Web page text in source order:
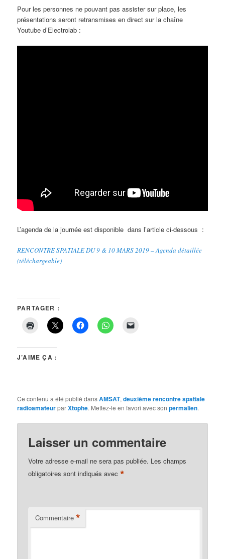
Pour les personnes ne pouvant pas assister sur place, les
présentations seront retransmises en direct sur la chaîne
Youtube d’Electrolab :
L’agenda de la journée est disponible dans l’article ci-dessous :
RENCONTRE SPATIALE DU 9 & 10 MARS 2019 – Agenda détaillée
(téléchargeable)
PARTAGER :
J’AIME ÇA :
Ce contenu a été publié dansAMSAT,deuxième rencontre spatiale
radioamateurparXtophe. Mettez-le en favori avec sonpermalien.
Laisser un commentaire
Votre adresse e-mail ne sera pas publiée. Les champs
obligatoires sont indiqués avec*
Commentaire *